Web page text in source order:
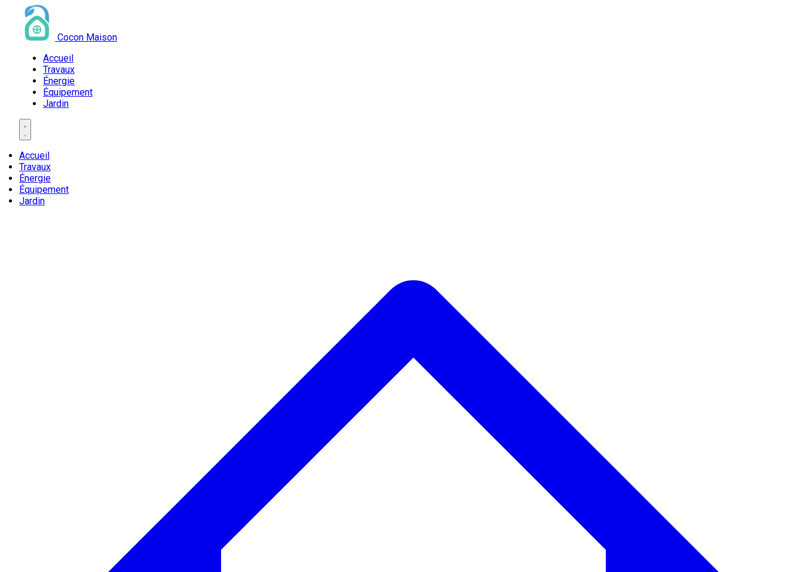
Cocon Maison
Accueil
Travaux
Énergie
Équipement
Jardin
Accueil
Travaux
Énergie
Équipement
Jardin